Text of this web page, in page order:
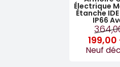
Électrique
Étanche
IP66
Neuf